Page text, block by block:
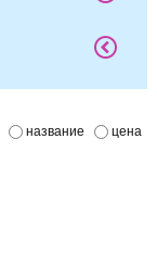
название цена